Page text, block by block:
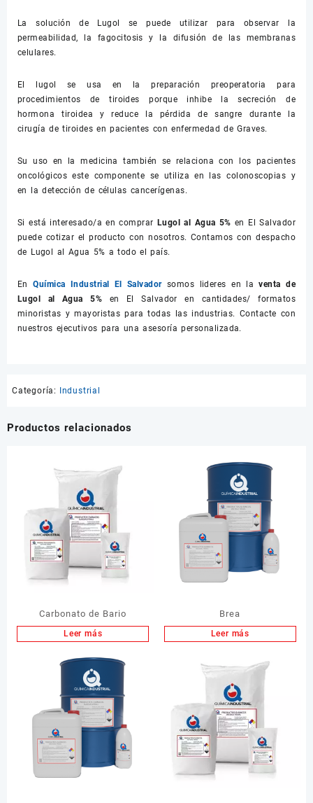
La solución de Lugol se puede utilizar para observar la
permeabilidad, la fagocitosis y la difusión de las membranas
celulares.
El lugol se usa en la preparación preoperatoria para
procedimientos de tiroides porque inhibe la secreción de
hormona tiroidea y reduce la pérdida de sangre durante la
cirugía de tiroides en pacientes con enfermedad de Graves.
Su uso en la medicina también se relaciona con los pacientes
oncológicos este componente se utiliza en las colonoscopias y
en la detección de células cancerígenas.
Si está interesado/a en comprar Lugol al Agua 5% en El Salvador
puede cotizar el producto con nosotros. Contamos con despacho
de Lugol al Agua 5% a todo el país.
EnQuímica Industrial El Salvadorsomos lideres en laventa de
Lugol al Agua 5% en El Salvador en cantidades/ formatos
minoristas y mayoristas para todas las industrias. Contacte con
nuestros ejecutivos para una asesoría personalizada.
Categoría: Industrial
Productos relacionados
Carbonato de Bario
Leer más
Brea
Leer más